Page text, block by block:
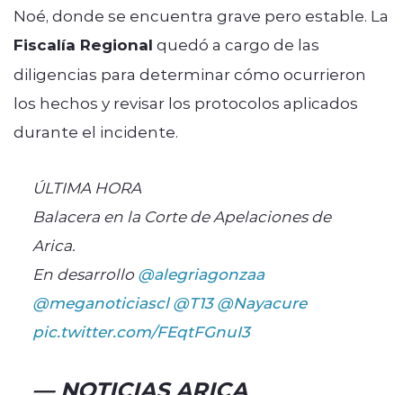
Noé, donde se encuentra grave pero estable. La
Fiscalía Regional quedó a cargo de las
diligencias para determinar cómo ocurrieron
los hechos y revisar los protocolos aplicados
durante el incidente.
ÚLTIMA HORA
Balacera en la Corte de Apelaciones de
Arica.
En desarrollo@alegriagonzaa
@meganoticiascl @T13 @Nayacure
pic.twitter.com/FEqtFGnuI3
— NOTICIAS ARICA